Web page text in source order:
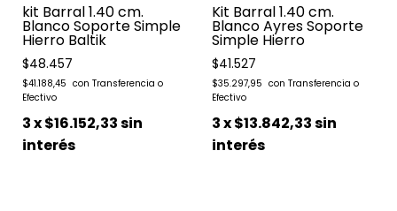
kit Barral 1.40 cm.
Blanco Soporte Simple
Hierro Baltik
$48.457
$41.188,45
3x$16.152,33sin
interés
Kit Barral 1.40 cm.
Blanco Ayres Soporte
Simple Hierro
$41.527
$35.297,95
3x$13.842,33sin
interés